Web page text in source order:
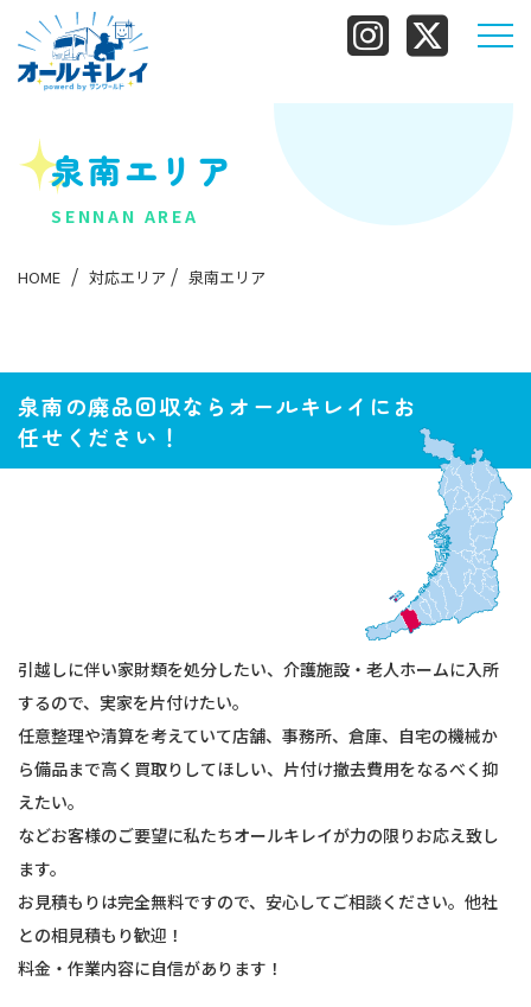
泉南エリア
SENNAN AREA
HOME 対応エリア​ 泉南エリア
泉南の廃品回収ならオールキレイにお
任せください！
引越しに伴い家財類を処分したい、介護施設・老人ホームに入所
するので、実家を片付けたい。
任意整理や清算を考えていて店舗、事務所、倉庫、自宅の機械か
ら備品まで高く買取りしてほしい、片付け撤去費用をなるべく抑
えたい。
などお客様のご要望に私たちオールキレイが力の限りお応え致し
ます。
お見積もりは完全無料ですので、安心してご相談ください。他社
との相見積もり歓迎！
料金・作業内容に自信があります！